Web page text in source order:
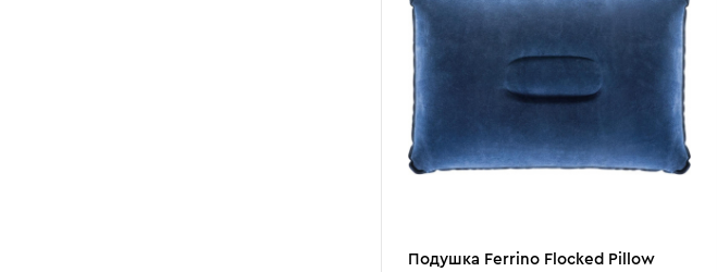
Подушка Ferrino Flocked Pillow